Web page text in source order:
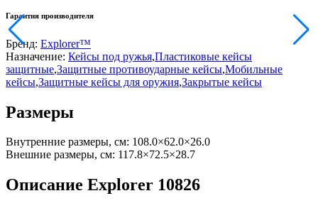
Гарантия производителя
Бренд: Explorer™
Назначение: Кейсы под ружья,Пластиковые кейсы
защитные,Защитные противоударные кейсы,Мобильные
кейсы,Защитные кейсы для оружия,Закрытые кейсы
Размеры
Внутренние размеры, см: 108.0×62.0×26.0
Внешние размеры, см: 117.8×72.5×28.7
Описание Explorer 10826